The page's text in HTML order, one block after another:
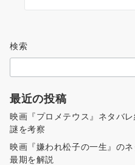
検索
最近の投稿
映画『プロメテウス』ネタバ
謎を考察
映画『嫌われ松子の一生』の
最期を解説